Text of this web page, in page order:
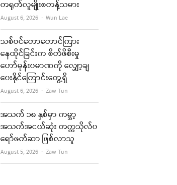
e
တရုတ်လူမျိုးစတန့်သမား
August 6, 2026 Author
Wun Lae
သစ်ပင်တောတောင်ကြား
နေထိုင်ခြင်းက စိတ်ဖိစီးမှု
ဟော်မုန်းပမာဏကို လျှော့ချ
ပေးနိုင်ကြောင်းတွေ့ရှိ
August 6, 2026 Author
Zaw Tun
အသက် ၁၈ နှစ်မှာ ကမ္ဘာ့
အသက်အငယ်ဆုံး တက္ကသိုလ်ပ
ရော်ဖက်ဆာ ဖြစ်လာသူ
August 5, 2026 Author
Zaw Tun